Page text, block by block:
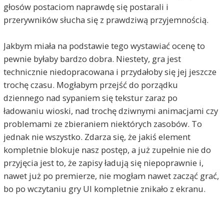
głosów postaciom naprawdę się postarali i
przerywników słucha się z prawdziwą przyjemnością.
Jakbym miała na podstawie tego wystawiać ocenę to
pewnie byłaby bardzo dobra. Niestety, gra jest
technicznie niedopracowana i przydałoby się jej jeszcze
trochę czasu. Mogłabym przejść do porządku
dziennego nad sypaniem się tekstur zaraz po
ładowaniu wioski, nad trochę dziwnymi animacjami czy
problemami ze zbieraniem niektórych zasobów. To
jednak nie wszystko. Zdarza się, że jakiś element
kompletnie blokuje nasz postęp, a już zupełnie nie do
przyjęcia jest to, że zapisy ładują się niepoprawnie i,
nawet już po premierze, nie mogłam nawet zacząć grać,
bo po wczytaniu gry UI kompletnie znikało z ekranu.